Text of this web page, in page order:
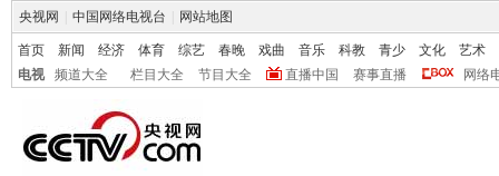
央视网 中国网络电视台 网站地图
首页 新闻 经济 体育 综艺 春晚 戏曲 音乐 科教 青少 文化
艺术
电视
频道大全 栏目大全 节目大全 直播中国 赛事直播 网络